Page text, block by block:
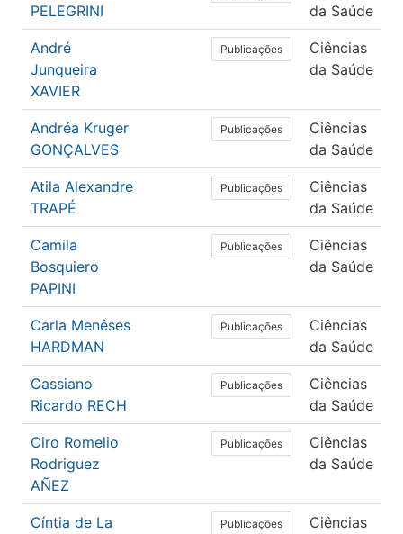
PELEGRINI
da Saúde
André
Junqueira
XAVIER
Publicações
Ciências
da Saúde
Andréa Kruger
GONÇALVES
Publicações
Ciências
da Saúde
Atila Alexandre
TRAPÉ
Publicações
Ciências
da Saúde
Camila
Bosquiero
PAPINI
Publicações
Ciências
da Saúde
Carla Menêses
HARDMAN
Publicações
Ciências
da Saúde
Cassiano
Ricardo RECH
Publicações
Ciências
da Saúde
Ciro Romelio
Rodriguez
AÑEZ
Publicações
Ciências
da Saúde
Cíntia de La
Publicações
Ciências